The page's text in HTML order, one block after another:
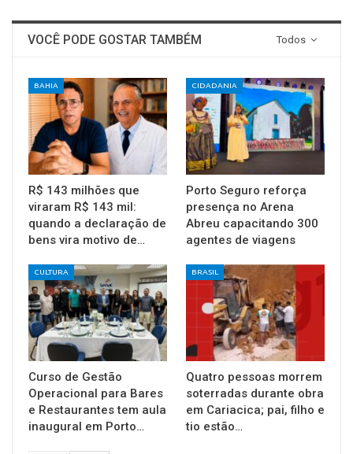
Todos
VOCÊ PODE GOSTAR TAMBÉM
BAHIA
R$ 143 milhões que
viraram R$ 143 mil:
quando a declaração de
bens vira motivo de…
CIDADANIA
Porto Seguro reforça
presença no Arena
Abreu capacitando 300
agentes de viagens
CULTURA
Curso de Gestão
Operacional para Bares
e Restaurantes tem aula
inaugural em Porto…
BRASIL
Quatro pessoas morrem
soterradas durante obra
em Cariacica; pai, filho e
tio estão…